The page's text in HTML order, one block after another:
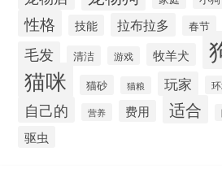
性格 技能 拉布拉多 春节
毛发 清洁 游戏 牧羊犬
猫咪 猫砂 猫粮 玩家
自己的 营养 费用 适合
驱虫